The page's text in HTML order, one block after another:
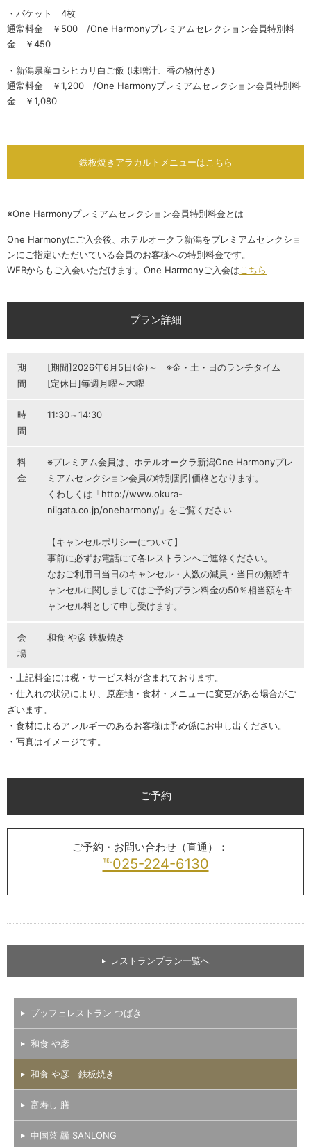
・バケット 4枚
通常料金 ￥500 /One Harmonyプレミアムセレクション会員特別料
金 ￥450
・新潟県産コシヒカリ白ご飯 (味噌汁、香の物付き)
通常料金 ￥1,200 /One Harmonyプレミアムセレクション会員特別料
金 ￥1,080
鉄板焼きアラカルトメニューはこちら
※One Harmonyプレミアムセレクション会員特別料金とは
One Harmonyにご入会後、ホテルオークラ新潟をプレミアムセレクショ
ンにご指定いただいている会員のお客様への特別料金です。
WEBからもご入会いただけます。One Harmonyご入会はこちら
プラン詳細
期
間
[期間]2026年6月5日(金)～ ※金・土・日のランチタイム
[定休日]毎週月曜～木曜
時
間
11:30～14:30
料
金
※プレミアム会員は、ホテルオークラ新潟One Harmonyプレ
ミアムセレクション会員の特別割引価格となります。
くわしくは「http://www.okura-
niigata.co.jp/oneharmony/」をご覧ください
【キャンセルポリシーについて】
事前に必ずお電話にて各レストランへご連絡ください。
なおご利用日当日のキャンセル・人数の減員・当日の無断キ
ャンセルに関しましてはご予約プラン料金の50％相当額をキ
ャンセル料として申し受けます。
会
場
和食 や彦 鉄板焼き
・上記料金には税・サービス料が含まれております。
・仕入れの状況により、原産地・食材・メニューに変更がある場合がご
ざいます。
・食材によるアレルギーのあるお客様は予め係にお申し出ください。
・写真はイメージです。
ご予約
ご予約・お問い合わせ（直通）：
℡025-224-6130
レストランプラン一覧へ
ブッフェレストラン つばき
和食 や彦
和食 や彦 鉄板焼き
富寿し 膳
中国菜 龘 SANLONG